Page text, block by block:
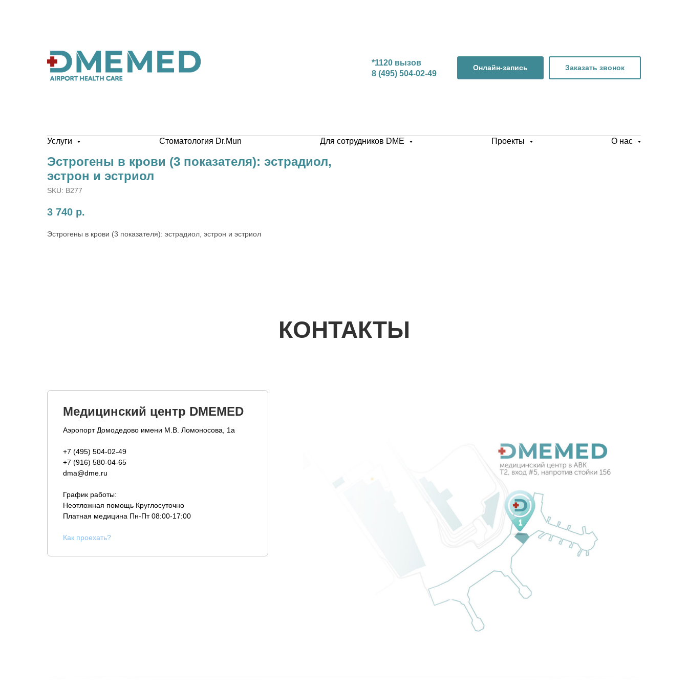
*1120 вызов
8 (495) 504-02-49
Онлайн-запись Заказать звонок
Услуги Стоматология Dr.Mun Для сотрудников DME Проекты О нас
Эстрогены в крови (3 показателя): эстрадиол,
эстрон и эстриол
SKU: B277
3 740 р.
Эстрогены в крови (3 показателя): эстрадиол, эстрон и эстриол
КОНТАКТЫ
Медицинский центр DMEMED
Аэропорт Домодедово имени М.В. Ломоносова, 1а
+7 (495) 504-02-49
+7 (916) 580-04-65
dma@dme.ru
График работы:
Неотложная помощь Круглосуточно
Платная медицина Пн-Пт 08:00-17:00
Как проехать?